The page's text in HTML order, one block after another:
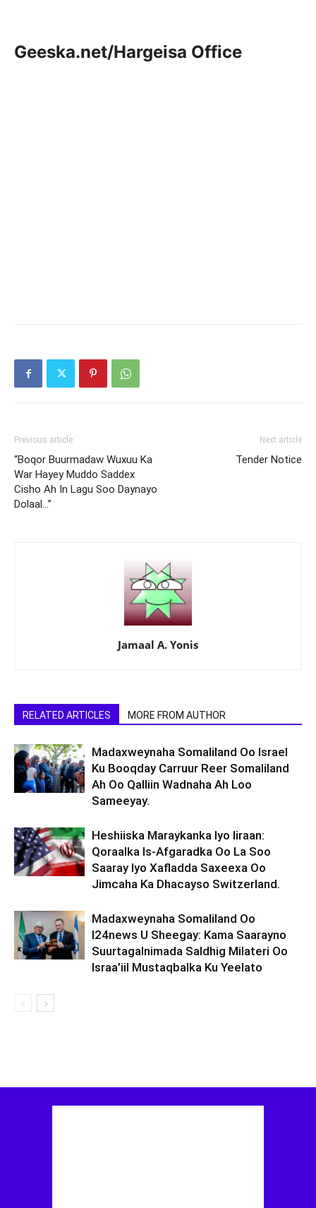
Geeska.net/Hargeisa Office
Previous article
“Boqor Buurmadaw Wuxuu Ka
War Hayey Muddo Saddex
Cisho Ah In Lagu Soo Daynayo
Dolaal…”
Next article
Tender Notice
Jamaal A. Yonis
RELATED ARTICLES MORE FROM AUTHOR
Madaxweynaha Somaliland Oo Israel
Ku Booqday Carruur Reer Somaliland
Ah Oo Qalliin Wadnaha Ah Loo
Sameeyay.
Heshiiska Maraykanka Iyo Iiraan:
Qoraalka Is-Afgaradka Oo La Soo
Saaray Iyo Xafladda Saxeexa Oo
Jimcaha Ka Dhacayso Switzerland.
Madaxweynaha Somaliland Oo
I24news U Sheegay: Kama Saarayno
Suurtagalnimada Saldhig Milateri Oo
Israa’iil Mustaqbalka Ku Yeelato